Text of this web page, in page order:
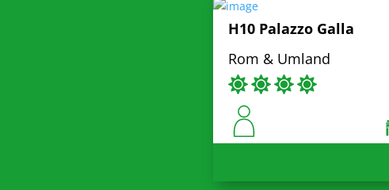
H10 Palazzo Galla
Rom & Umland